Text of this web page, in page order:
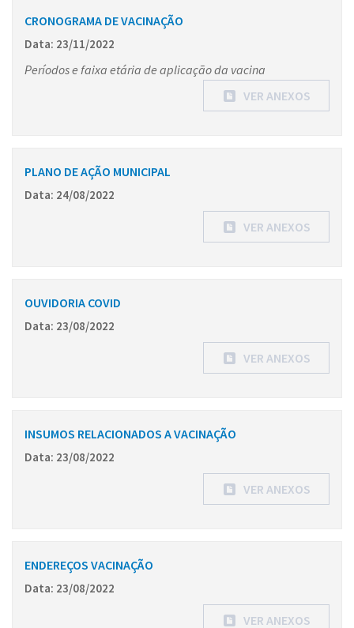
CRONOGRAMA DE VACINAÇÃO
Data: 23/11/2022
Períodos e faixa etária de aplicação da vacina
VER ANEXOS
PLANO DE AÇÃO MUNICIPAL
Data: 24/08/2022
VER ANEXOS
OUVIDORIA COVID
Data: 23/08/2022
VER ANEXOS
INSUMOS RELACIONADOS A VACINAÇÃO
Data: 23/08/2022
VER ANEXOS
ENDEREÇOS VACINAÇÃO
Data: 23/08/2022
VER ANEXOS